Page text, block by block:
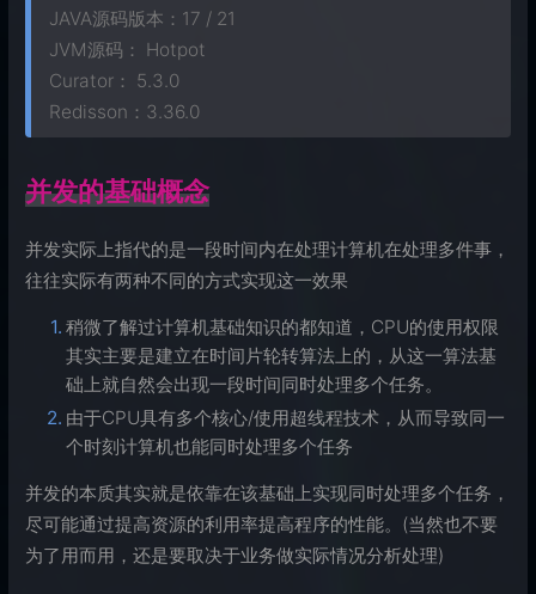
JAVA源码版本：17 / 21
JVM源码： Hotpot
Curator： 5.3.0
Redisson：3.36.0
并发的基础概念
并发实际上指代的是一段时间内在处理计算机在处理多件事，
往往实际有两种不同的方式实现这一效果
稍微了解过计算机基础知识的都知道，CPU的使用权限
其实主要是建立在时间片轮转算法上的，从这一算法基
础上就自然会出现一段时间同时处理多个任务。
由于CPU具有多个核心/使用超线程技术，从而导致同一
个时刻计算机也能同时处理多个任务
并发的本质其实就是依靠在该基础上实现同时处理多个任务，
尽可能通过提高资源的利用率提高程序的性能。(当然也不要
为了用而用，还是要取决于业务做实际情况分析处理)